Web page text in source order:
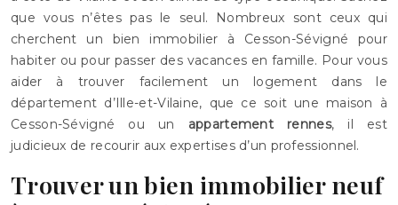
que vous n’êtes pas le seul. Nombreux sont ceux qui
cherchent un bien immobilier à Cesson-Sévigné pour
habiter ou pour passer des vacances en famille. Pour vous
aider à trouver facilement un logement dans le
département d’Ille-et-Vilaine, que ce soit une maison à
Cesson-Sévigné ou un appartement rennes, il est
judicieux de recourir aux expertises d’un professionnel.
Trouver un bien immobilier neuf